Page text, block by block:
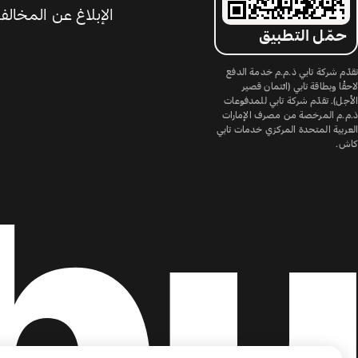
حمّل التطبيق
تقدّم شركة تابي ذ.م.م خدمة الدفع
لاحقًا وبطاقة تابي (ائتمان قصير
الأجل). تقدّم شركة تابي للمدفوعات
ذ.م.م المرخصة من مصرف الإمارات
العربية المتحدة المركزي خدمات تابي
كاش.
الإبلاغ عن